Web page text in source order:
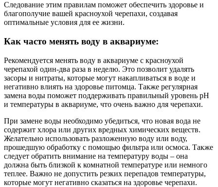
Следование этим правилам поможет обеспечить здоровье и
благополучие вашей красноухой черепахи, создавая
оптимальные условия для ее жизни.
Как часто менять воду в аквариуме:
Рекомендуется менять воду в аквариуме с красноухой
черепахой один-два раза в неделю. Это позволит удалять
засоры и нитраты, которые могут накапливаться в воде и
негативно влиять на здоровье питомца. Также регулярная
замена воды поможет поддерживать правильный уровень pH
и температуры в аквариуме, что очень важно для черепахи.
При замене воды необходимо убедиться, что новая вода не
содержит хлора или других вредных химических веществ.
Желательно использовать разложенную воду или воду,
прошедшую обработку с помощью фильтра или осмоса. Также
следует обратить внимание на температуру воды – она
должна быть близкой к комнатной температуре или немного
теплее. Важно не допустить резких перепадов температуры,
которые могут негативно сказаться на здоровье черепахи.